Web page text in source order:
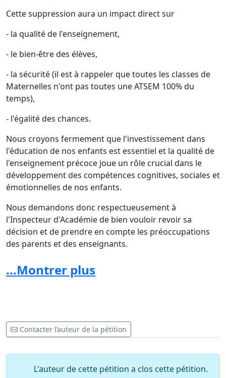
Cette suppression aura un impact direct sur
- la qualité de l'enseignement,
- le bien-être des élèves,
- la sécurité (il est à rappeler que toutes les classes de
Maternelles n'ont pas toutes une ATSEM 100% du
temps),
- l'égalité des chances.
Nous croyons fermement que l'investissement dans
l'éducation de nos enfants est essentiel et la qualité de
l'enseignement précoce joue un rôle crucial dans le
développement des compétences cognitives, sociales et
émotionnelles de nos enfants.
Nous demandons donc respectueusement à
l'Inspecteur d'Académie de bien vouloir revoir sa
décision et de prendre en compte les préoccupations
des parents et des enseignants.
En signant cette pétition, nous unissons nos voix pour
défendre l'avenir de nos enfants et pour soutenir notre
...Montrer plus
Contacter l’auteur de la pétition
L'auteur de cette pétition a clos cette pétition.